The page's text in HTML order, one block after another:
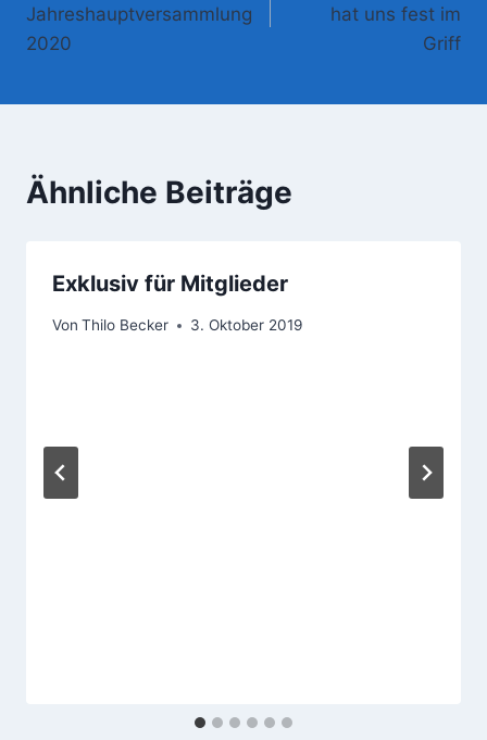
Jahreshauptversammlung
2020
hat uns fest im
Griff
Ähnliche Beiträge
Exklusiv für Mitglieder
Von Thilo Becker 3. Oktober 2019